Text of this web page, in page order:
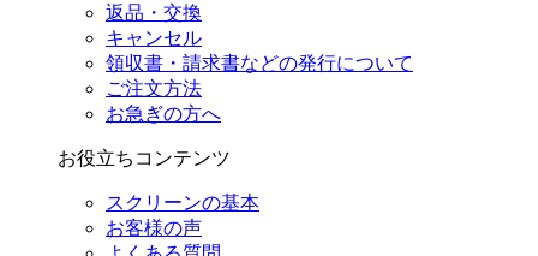
返品・交換
キャンセル
領収書・請求書などの発行について
ご注文方法
お急ぎの方へ
お役立ちコンテンツ
スクリーンの基本
お客様の声